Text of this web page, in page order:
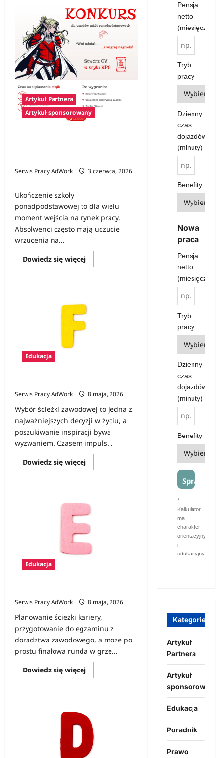
Polski
prawnik
w
Niemczech
jak
znaleźć
specjalistę
i
kiedy
pomoc
jest
niezbędna?
Artykuł Partnera
Artykuł sponsorowany
Serwis Pracy AdWork
3 czerwca, 2026
Ukończenie szkoły
ponadpodstawowej to dla wielu
moment wejścia na rynek pracy.
Absolwenci często mają uczucie
wrzucenia na...
Dowiedz się więcejDowiedz
się
–
pierwszy
na
Edukacja
Serwis Pracy AdWork
8 maja, 2026
Wybór ścieżki zawodowej to jedna z
najważniejszych decyzji w życiu, a
poszukiwanie inspiracji bywa
wyzwaniem. Czasem impuls...
Dowiedz się więcejDowiedz
się
F
Edukacja
Serwis Pracy AdWork
8 maja, 2026
Planowanie ścieżki kariery,
przygotowanie do egzaminu z
doradztwa zawodowego, a może po
prostu finałowa runda w grze...
Dowiedz się więcejDowiedz
się
Pensja
netto
(miesięcznie)
Tryb
pracy
Dzienny
czas
dojazdów
(minuty)
Benefity
Nowa
praca
Pensja
netto
(miesięcznie)
Tryb
pracy
Dzienny
czas
dojazdów
(minuty)
Benefity
Sprawdź
*
Kalkulator
ma
charakter
orientacyjny
i
edukacyjny.
Kategorie
Artykuł
Partnera
Artykuł
sponsorowany
Edukacja
Poradnik
Prawo